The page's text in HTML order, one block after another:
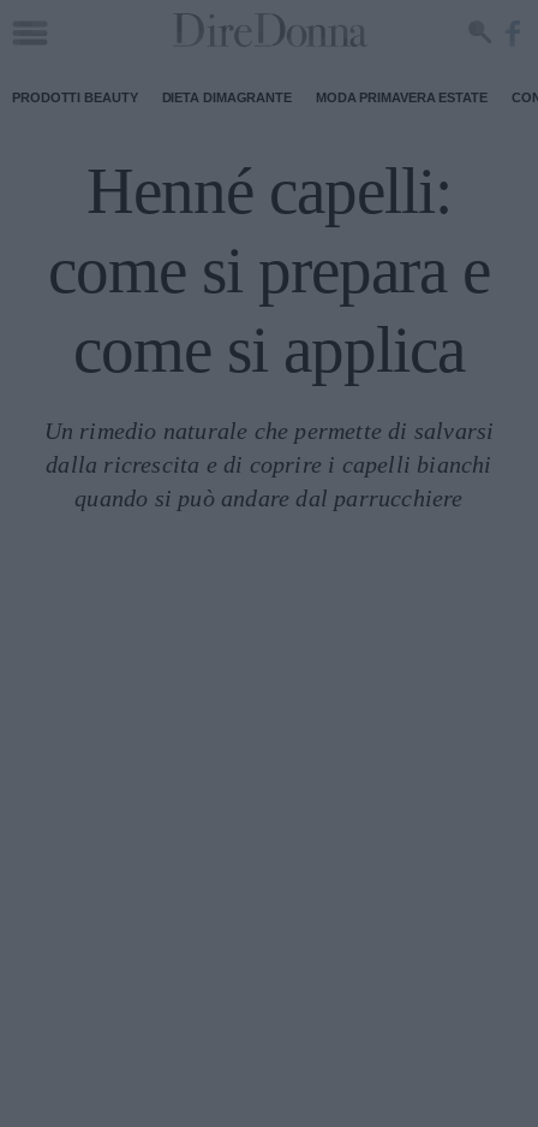
PRODOTTI BEAUTY DIETA DIMAGRANTE MODA PRIMAVERA ESTATE
Henné capelli:
come si prepara e
come si applica
Un rimedio naturale che permette di salvarsi
dalla ricrescita e di coprire i capelli bianchi
quando si può andare dal parrucchiere